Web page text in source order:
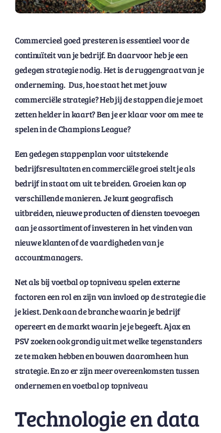
Commercieel goed presteren is essentieel voor de
continuïteit van je bedrijf. En daarvoor heb je een
gedegen strategie nodig. Het is de ruggengraat van je
onderneming. Dus, hoe staat het met jouw
commerciële strategie? Heb jij de stappen die je moet
zetten helder in kaart? Ben je er klaar voor om mee te
spelen in de Champions League?
Een gedegen stappenplan voor uitstekende
bedrijfsresultaten en commerciële groei stelt je als
bedrijf in staat om uit te breiden. Groeien kan op
verschillende manieren. Je kunt geografisch
uitbreiden, nieuwe producten of diensten toevoegen
aan je assortiment of investeren in het vinden van
nieuwe klanten of de vaardigheden van je
accountmanagers.
Net als bij voetbal op topniveau spelen externe
factoren een rol en zijn van invloed op de strategie die
je kiest. Denk aan de branche waarin je bedrijf
opereert en de markt waarin je je begeeft. Ajax en
PSV zoeken ook grondig uit met welke tegenstanders
ze te maken hebben en bouwen daaromheen hun
strategie. En zo er zijn meer overeenkomsten tussen
ondernemen en voetbal op topniveau
Technologie en data